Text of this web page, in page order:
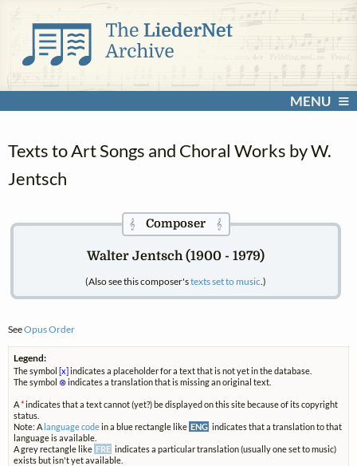
MENU
Texts to Art Songs and Choral Works by W.
Jentsch
𝄞Composer 𝄞
Walter Jentsch (1900 - 1979)
(Also see this composer'stexts set to music.)
SeeOpus Order
Legend:
The symbol[x]indicates a placeholder for a text that is not yet in the database.
The symbol ⊗indicates a translation that is missing an original text.
A*indicates that a text cannot (yet?) be displayed on this site because of its copyright
status.
Note: A language codein a blue rectangle like ENG indicates that a translation to that
language is available.
A grey rectangle like FRE indicates a particular translation (usually one set to music)
exists but isn't yet available.